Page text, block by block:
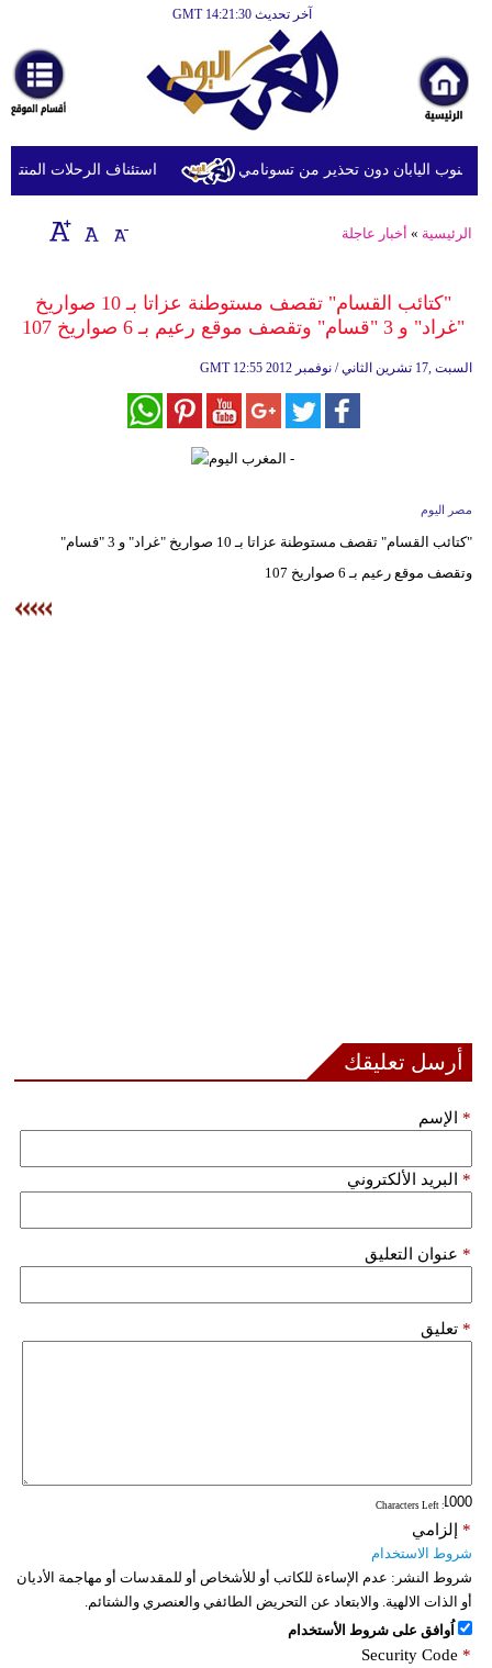
آخر تحديث GMT 14:21:30
أخبارعاجلة
رياضة
ثقافة
إقتصاد
وموسيقى
أخبار
مدوَّنات
أبراج
سيارات
استئناف الرحلات المنتظمة بين
الرئيسية » أخبار عاجلة
"كتائب القسام" تقصف مستوطنة عزاتا بـ 10 صواريخ
"غراد" و 3 "قسام" وتقصف موقع رعيم بـ 6 صواريخ 107
GMT 12:55 2012 السبت ,17 تشرين الثاني / نوفمبر
مصر اليوم
"كتائب القسام" تقصف مستوطنة عزاتا بـ 10 صواريخ "غراد" و 3 "قسام"
وتقصف موقع رعيم بـ 6 صواريخ 107
أرسل تعليقك
الإسم *
البريد الألكتروني *
عنوان التعليق *
تعليق *
: Characters Left
إلزامي *
شروط الاستخدام
شروط النشر: عدم الإساءة للكاتب أو للأشخاص أو للمقدسات أو مهاجمة الأديان
أو الذات الالهية. والابتعاد عن التحريض الطائفي والعنصري والشتائم.
اُوافق على شروط الأستخدام
Security Code *